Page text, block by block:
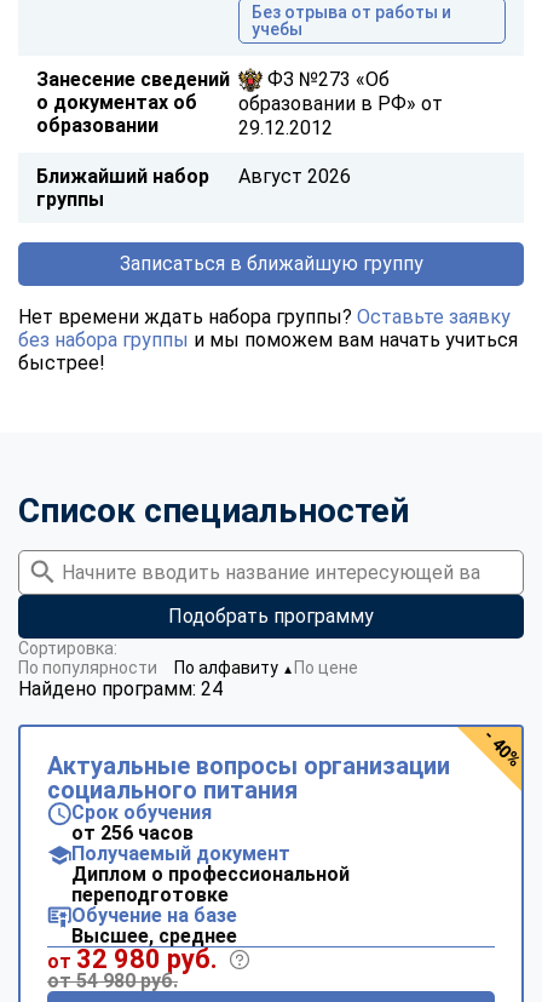
Без отрыва от работы и
учебы
Занесение сведений
о документах об
образовании
ФЗ №273 «Об
образовании в РФ» от
29.12.2012
Ближайший набор
группы
Август 2026
Записаться в ближайшую группу
Нет времени ждать набора группы? Оставьте заявку
без набора группы и мы поможем вам начать учиться
быстрее!
Список специальностей
Подобрать программу
Найдено программ: 24
Сортировка:
По популярности
По алфавиту ▼ По цене
Актуальные вопросы организации
социального питания
Срок обучения
от 256 часов
Получаемый документ
Диплом о профессиональной
переподготовке
Обучение на базе
Высшее, среднее
от 32 980 руб.
от 54 980 руб.
- 40%